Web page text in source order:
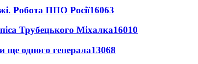
Робота ППО Росії16063
Трубецького Міхалка16010
ще одного генерала13068